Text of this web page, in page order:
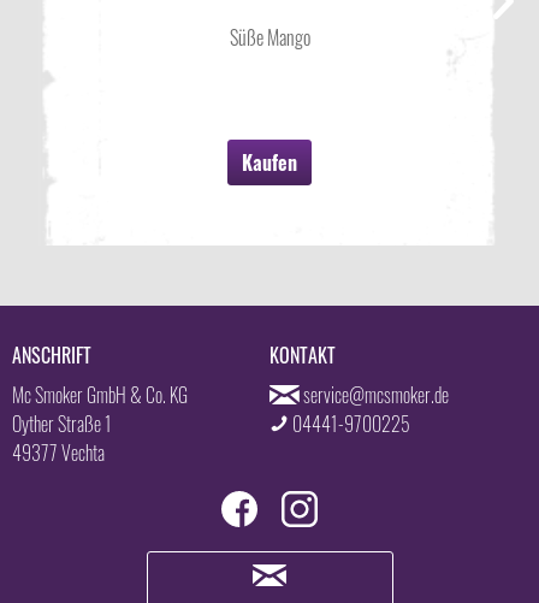
Süße Mango
Kaufen
ANSCHRIFT
Mc Smoker GmbH & Co. KG
Oyther Straße 1
49377 Vechta
KONTAKT
service@mcsmoker.de
04441-9700225